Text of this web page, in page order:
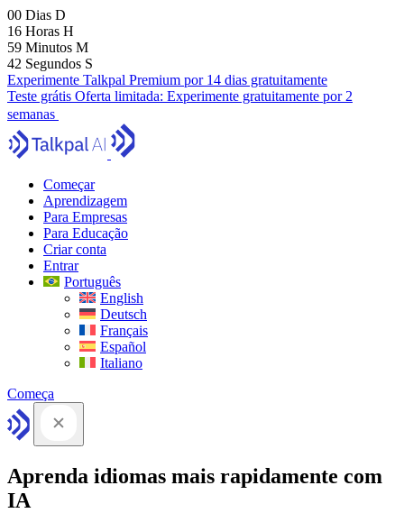
00 Dias D
16 Horas H
59 Minutos M
41 Segundos S
Experimente Talkpal Premium por 14 dias gratuitamente
Teste grátis Oferta limitada: Experimente gratuitamente por 2
semanas
Começar
Aprendizagem
Para Empresas
Para Educação
Criar conta
Entrar
Português
English
Deutsch
Français
Español
Italiano
Começa
Aprenda idiomas mais rapidamente com
IA